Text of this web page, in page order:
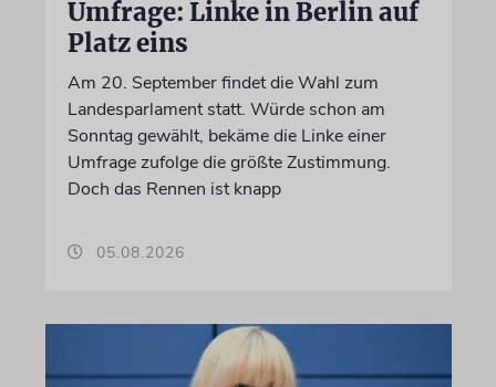
Umfrage: Linke in Berlin auf
Platz eins
Am 20. September findet die Wahl zum
Landesparlament statt. Würde schon am
Sonntag gewählt, bekäme die Linke einer
Umfrage zufolge die größte Zustimmung.
Doch das Rennen ist knapp
05.08.2026